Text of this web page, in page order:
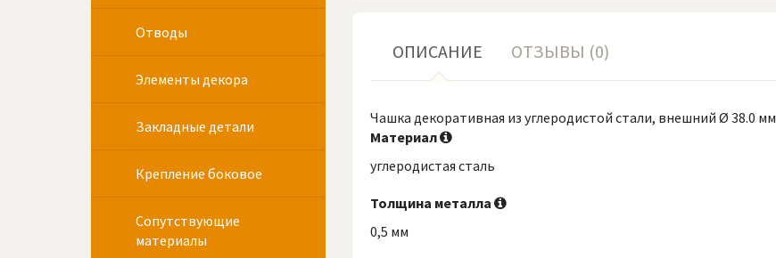
ОПИСАНИЕ ОТЗЫВЫ (0)
Чашка декоративная из углеродистой стали, внешний Ø 38.0 мм
Материал
углеродистая сталь
Толщина металла
0,5 мм
Отводы
Элементы декора
Закладные детали
Крепление боковое
Сопутствующие
материалы